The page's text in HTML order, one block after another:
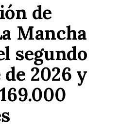
de
Mancha
segundo
2026 y